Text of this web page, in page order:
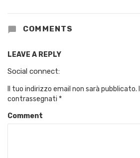
COMMENTS
LEAVE A REPLY
Social connect:
Il tuo indirizzo email non sarà pubblicato.
contrassegnati *
Comment